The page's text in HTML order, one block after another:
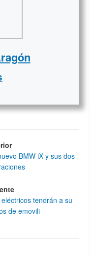
BMW iX y sus dos
tendrán a su
de emovili